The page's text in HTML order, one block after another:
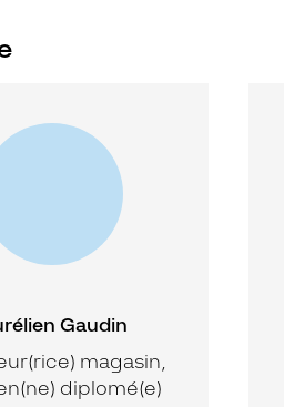
Gaudin
magasin,
diplomé(e)